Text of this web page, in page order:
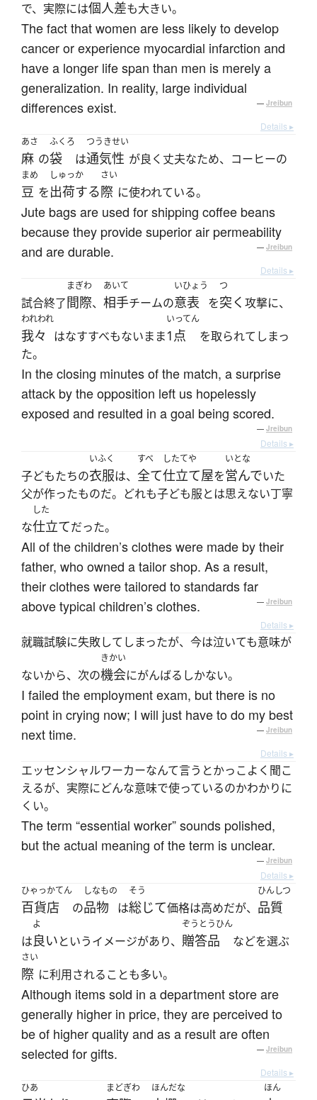
で、実際には個人差も大きい。
The fact that women are less likely to develop
cancer or experience myocardial infarction and
have a longer life span than men is merely a
generalization. In reality, large individual
differences exist.
— Jreibun
Details ▸
あさ
麻 の
ふくろ
袋 は
つうきせい
通気性 が良く丈夫なため、コーヒーの
まめ
豆 を
しゅっか
出荷する
さい
際 に使われている。
Jute bags are used for shipping coffee beans
because they provide superior air permeability
and are durable.
— Jreibun
Details ▸
試合終了
まぎわ
間際、
あいて
相手チームの
いひょう
意表 を
つ
突く 攻撃に、
われわれ
我々 はなすすべもないまま
いってん
1点
を取られてしまっ
た。
In the closing minutes of the match, a surprise
attack by the opposition left us hopelessly
exposed and resulted in a goal being scored.
— Jreibun
Details ▸
子どもたちの
いふく
衣服は、
すべ
全て
したてや
仕立て屋を
いとな
営んでいた
父が作ったものだ。どれも子ども服とは思えない丁寧
な
した
仕立てだった。
All of the children’s clothes were made by their
father, who owned a tailor shop. As a result,
their clothes were tailored to standards far
above typical children’s clothes.
— Jreibun
Details ▸
就職試験に失敗してしまったが、今は泣いても意味が
ないから、次の
きかい
機会にがんばるしかない。
I failed the employment exam, but there is no
point in crying now; I will just have to do my best
next time.
— Jreibun
Details ▸
エッセンシャルワーカーなんて言うとかっこよく聞こ
えるが、実際にどんな意味で使っているのかわかりに
くい。
The term “essential worker” sounds polished,
but the actual meaning of the term is unclear.
— Jreibun
Details ▸
ひゃっかてん
百貨店 の
しなもの
品物 は
そう
総じて価格は高めだが、
ひんしつ
品質
は
よ
良いというイメージがあり、
ぞうとうひん
贈答品 などを選ぶ
さい
際 に利用されることも多い。
Although items sold in a department store are
generally higher in price, they are perceived to
be of higher quality and as a result are often
selected for gifts.
— Jreibun
Details ▸
ひあ
まどぎわ ほんだな ほん